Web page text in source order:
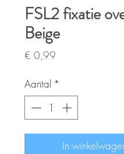
FSL2 fixatie
Beige
€ 0,99
Aantal *
In